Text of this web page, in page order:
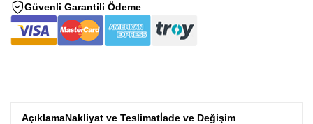
Güvenli Garantili Ödeme
AçıklamaNakliyat ve Teslimatİade ve Değişim